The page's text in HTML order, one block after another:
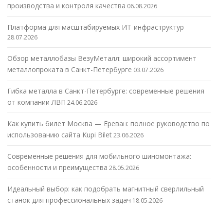
производства и контроля качества 06.08.2026
Платформа для масштабируемых ИТ-инфраструктур
28.07.2026
Обзор металлобазы ВезуМеталл: широкий ассортимент
металлопроката в Санкт-Петербурге 03.07.2026
Гибка металла в Санкт-Петербурге: современные решения
от компании ЛВП 24.06.2026
Как купить билет Москва — Ереван: полное руководство по
использованию сайта Kupi Bilet23.06.2026
Современные решения для мобильного шиномонтажа:
особенности и преимущества 28.05.2026
Идеальный выбор: как подобрать магнитный сверлильный
станок для профессиональных задач 18.05.2026